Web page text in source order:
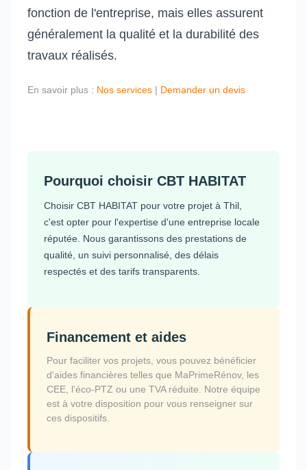
fonction de l'entreprise, mais elles assurent
généralement la qualité et la durabilité des
travaux réalisés.
En savoir plus : Nos services | Demander un devis
Pourquoi choisir CBT HABITAT
Choisir CBT HABITAT pour votre projet à Thil,
c'est opter pour l'expertise d'une entreprise locale
réputée. Nous garantissons des prestations de
qualité, un suivi personnalisé, des délais
respectés et des tarifs transparents.
Financement et aides
Pour faciliter vos projets, vous pouvez bénéficier
d'aides financières telles que MaPrimeRénov, les
CEE, l'éco-PTZ ou une TVA réduite. Notre équipe
est à votre disposition pour vous renseigner sur
ces dispositifs.